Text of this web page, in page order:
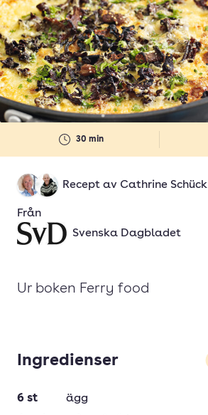
30 min
Recept av Cathrine Schück
Från
Svenska Dagbladet
Ur boken Ferry food
Ingredienser
6 st
ägg